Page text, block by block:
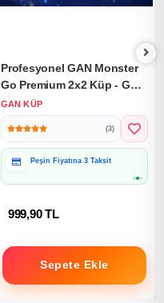
Profesyonel GAN Monster
Go Premium 2x2 Küp - GAN
2x2 Zeka Küpü - Akıl Küpü
- Monster Küp
GAN KÜP
(3)
Hediye Paketine Uygun
999,90 TL
Sepete Ekle